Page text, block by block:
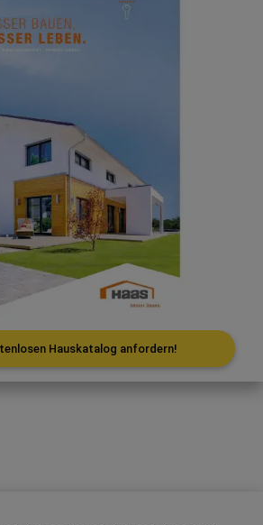
Hauskatalog anfordern!